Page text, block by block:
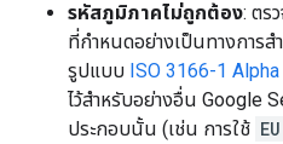
รหัสภูมิภาคไม่ถูกต้อง: ตร
ที่กำหนดอย่างเป็นทางการส
รูปแบบ ISO 3166-1 Alpha
ไว้สำหรับอย่างอื่น Google
ประกอบนั้น (เช่น การใช้ EU